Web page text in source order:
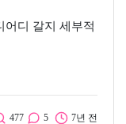
어디 갈지 세부적
477 5 7년 전